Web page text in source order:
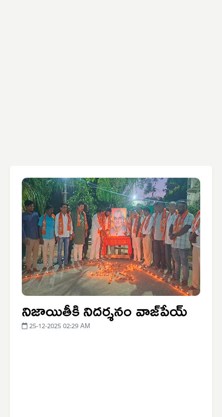
నిజాయితీకి నిదర్శనం వాజ్‌పేయ్
25-12-2025 02:29 AM